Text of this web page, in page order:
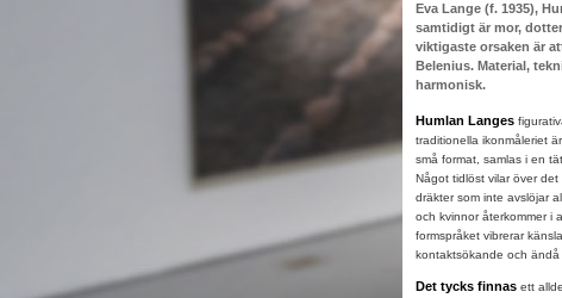
Eva Lange (f. 1935),
samtidigt är mor,
viktigaste orsaken är
Belenius. Material,
harmonisk.
Humlan Langes
traditionella ikonmåleriet
små format, samlas i en
Något tidlöst vilar över
dräkter som inte avslöjar
och kvinnor återkommer i
formspråket vibrerar
kontaktsökande och ändå
Det tycks finnas ett